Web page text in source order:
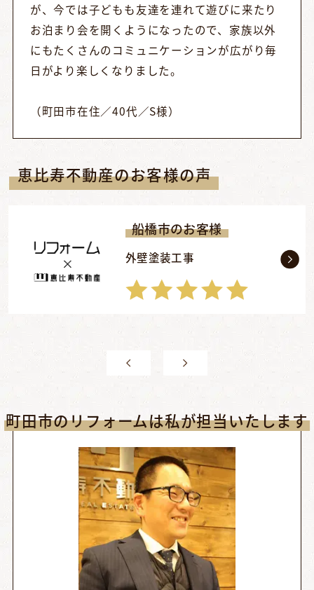
が、今では子どもも友達を連れて遊びに来たり
お泊まり会を開くようになったので、家族以外
にもたくさんのコミュニケーションが広がり毎
日がより楽しくなりました。
（町田市在住／40代／S様）
恵比寿不動産のお客様の声
船橋市のお客様
外壁塗装工事
町田市のリフォームは私が担当いたします